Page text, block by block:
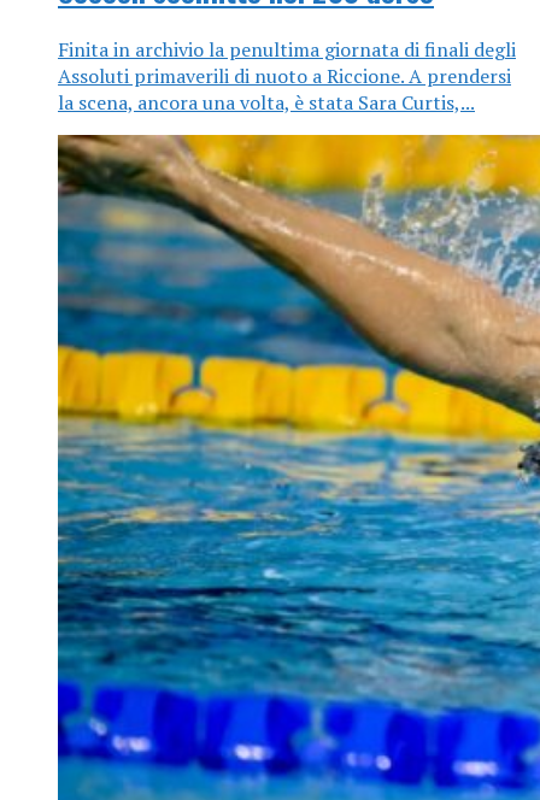
Finita in archivio la penultima giornata di finali degli
Assoluti primaverili di nuoto a Riccione. A prendersi
la scena, ancora una volta, è stata Sara Curtis,...